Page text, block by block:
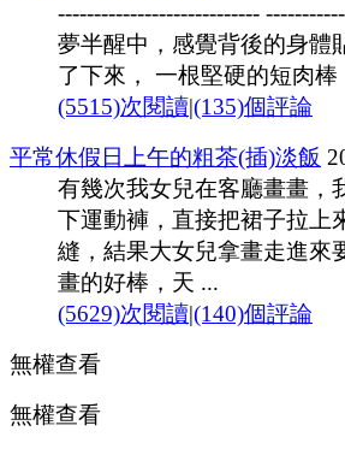
----------------------------
夢半醒中，感覺背後的身體
了下來， 一根堅硬的短肉棒
(5515)次閱讀|(135)個評論
平常休假日上午的粗茶(插)淡飯
有幾次我女兒在客廳畫畫，
下運動褲，直接把裙子拉上
縫，結果大女兒拿畫走進來
畫的好棒，天 ...
(5629)次閱讀|(140)個評論
無權查看
無權查看